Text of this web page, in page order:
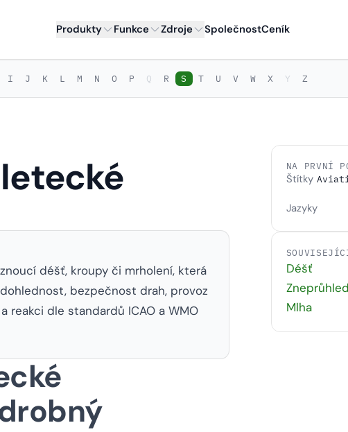
Produkty Funkce Zdroje SpolečnostCeník
I J K L M N O P Q R S T U V W X Y Z
déšť, kroupy či mrholení, která
bezpečnost drah, provoz
reakci dle standardů ICAO a WMO
NA PRVNÍ
Štítky
Jazyky
Déšť
Mlha